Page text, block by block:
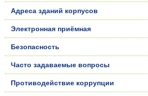
Адреса зданий корпусов
Электронная приёмная
Безопасность
Часто задаваемые вопросы
Противодействие коррупции